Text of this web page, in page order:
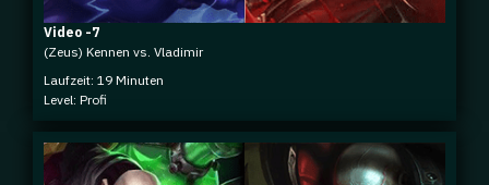
Video -7
(Zeus) Kennen vs. Vladimir
Laufzeit: 19 Minuten
Level: Profi